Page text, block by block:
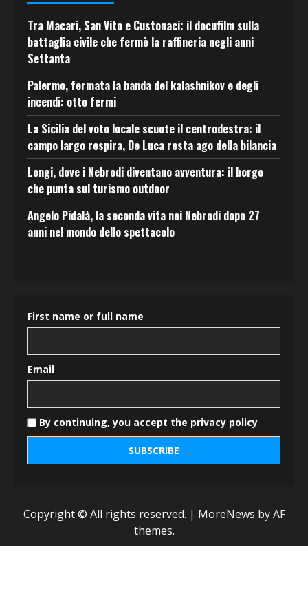
Tra Macari, San Vito e Custonaci: il docufilm sulla
battaglia civile che fermò la raffineria negli anni
Settanta
Palermo, fermata la banda del kalashnikov e degli
incendi: otto fermi
La Sicilia del voto locale scuote il centrodestra: il
campo largo respira, De Luca resta ago della bilancia
Longi, dove i Nebrodi diventano avventura: il borgo
che punta sul turismo outdoor
Angelo Pidalà, la seconda vita nei Nebrodi dopo 27
anni nel mondo dello spettacolo
First name or full name
Email
By continuing, you accept the privacy policy
Copyright © All rights reserved. | MoreNews by AF
themes.